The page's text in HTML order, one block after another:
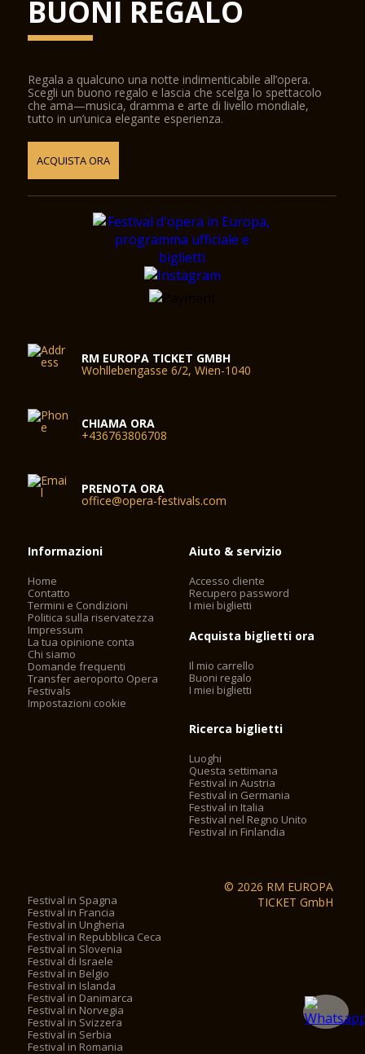
BUONI REGALO
Regala a qualcuno una notte indimenticabile all’opera.
Scegli un buono regalo e lascia che scelga lo spettacolo
che ama—musica, dramma e arte di livello mondiale,
tutto in un’unica elegante esperienza.
ACQUISTA ORA
RM EUROPA TICKET GMBH
Wohllebengasse 6/2, Wien-1040
CHIAMA ORA
+436763806708
PRENOTA ORA
office@opera-festivals.com
Informazioni
Home
Contatto
Termini e Condizioni
Politica sulla riservatezza
Impressum
La tua opinione conta
Chi siamo
Domande frequenti
Transfer aeroporto Opera
Festivals
Impostazioni cookie
Aiuto & servizio
Accesso cliente
Recupero password
I miei biglietti
Acquista biglietti ora
Il mio carrello
Buoni regalo
I miei biglietti
Ricerca biglietti
Luoghi
Questa settimana
Festival in Austria
Festival in Germania
Festival in Italia
Festival nel Regno Unito
Festival in Finlandia
Festival in Spagna
Festival in Francia
Festival in Ungheria
Festival in Repubblica Ceca
Festival in Slovenia
Festival di Israele
Festival in Belgio
Festival in Islanda
Festival in Danimarca
Festival in Norvegia
Festival in Svizzera
Festival in Serbia
Festival in Romania
© 2026 RM EUROPA
TICKET GmbH